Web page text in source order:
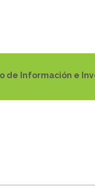
de Información e